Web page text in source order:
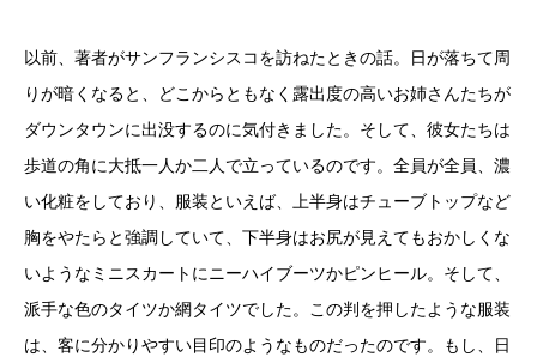
以前、著者がサンフランシスコを訪ねたときの話。日が落ちて周
りが暗くなると、どこからともなく露出度の高いお姉さんたちが
ダウンタウンに出没するのに気付きました。そして、彼女たちは
歩道の角に大抵一人か二人で立っているのです。全員が全員、濃
い化粧をしており、服装といえば、上半身はチューブトップなど
胸をやたらと強調していて、下半身はお尻が見えてもおかしくな
いようなミニスカートにニーハイブーツかピンヒール。そして、
派手な色のタイツか網タイツでした。この判を押したような服装
は、客に分かりやすい目印のようなものだったのです。もし、日